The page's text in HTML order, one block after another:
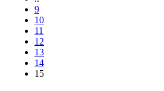
9
10
11
12
13
14
15